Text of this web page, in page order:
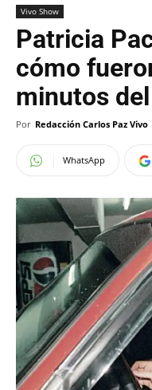
Vivo Show
Patricia
cómo
minutos
Por Redacción Carlos Paz Vivo
WhatsApp